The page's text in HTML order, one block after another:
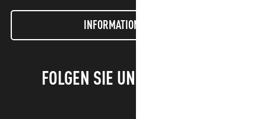
INFORMATIONEN LETTER
FOLGEN SIE UNS!